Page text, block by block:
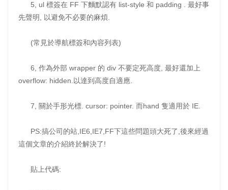
5, ul 標簽在 FF 下麵默認有 list-style 和 padding . 最好事
先聲明, 以避免不必要的麻煩.
(常見於導航標簽和內容列表)
6, 作為外部 wrapper 的 div 不要定死高度, 最好還加上
overflow: hidden.以達到高度自適應.
7, 關於手形光標. cursor: pointer. 而hand 隻適用於 IE.
PS:搞公司的站,IE6,IE7,FF下這些問題頭大死了,後來經過
這個文章的介紹終於解決了!
貼上代碼: